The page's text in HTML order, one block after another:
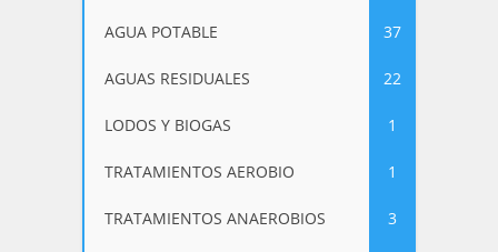
AGUA POTABLE 37
AGUAS RESIDUALES 22
LODOS Y BIOGAS 1
TRATAMIENTOS AEROBIO 1
TRATAMIENTOS ANAEROBIOS 3